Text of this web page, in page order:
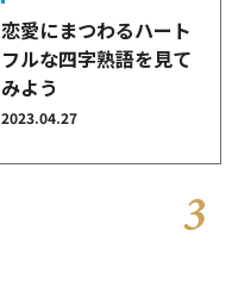
恋愛にまつわるハート
フルな四字熟語を見て
みよう
2023.04.27